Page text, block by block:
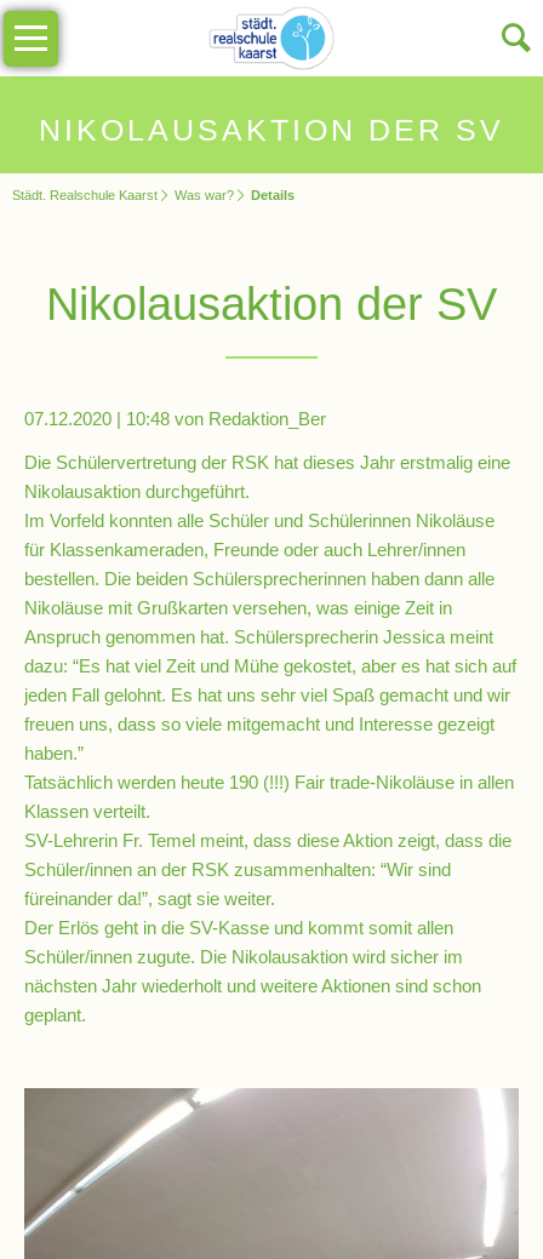
NIKOLAUSAKTION DER SV
Navigation
überspringen
Unsere
Schule
Schulinfos
Allgemeine
Impressionen
Schulleitung
Kollegium
Schulsozialarbeit
Hausmeister
Übermittagsbetreuung
Schülervertretung
(SV)
Schulpflegschaft
Konzepte
Städt. Realschule Kaarst Was war? Details
Nikolausaktion der SV
07.12.2020 | 10:48 von Redaktion_Ber
Die Schülervertretung der RSK hat dieses Jahr erstmalig eine
Nikolausaktion durchgeführt.
Im Vorfeld konnten alle Schüler und Schülerinnen Nikoläuse
für Klassenkameraden, Freunde oder auch Lehrer/innen
bestellen. Die beiden Schülersprecherinnen haben dann alle
Nikoläuse mit Grußkarten versehen, was einige Zeit in
Anspruch genommen hat. Schülersprecherin Jessica meint
dazu: “Es hat viel Zeit und Mühe gekostet, aber es hat sich auf
jeden Fall gelohnt. Es hat uns sehr viel Spaß gemacht und wir
freuen uns, dass so viele mitgemacht und Interesse gezeigt
haben.”
Tatsächlich werden heute 190 (!!!) Fair trade-Nikoläuse in allen
Klassen verteilt.
SV-Lehrerin Fr. Temel meint, dass diese Aktion zeigt, dass die
Schüler/innen an der RSK zusammenhalten: “Wir sind
füreinander da!”, sagt sie weiter.
Der Erlös geht in die SV-Kasse und kommt somit allen
Schüler/innen zugute. Die Nikolausaktion wird sicher im
nächsten Jahr wiederholt und weitere Aktionen sind schon
geplant.